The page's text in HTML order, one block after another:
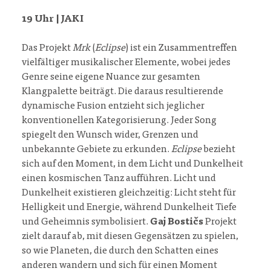
19 Uhr | JAKI
Das ProjektMrk(Eclipse) ist ein Zusammentreffen
vielfältiger musikalischer Elemente, wobei jedes
Genre seine eigene Nuance zur gesamten
Klangpalette beiträgt. Die daraus resultierende
dynamische Fusion entzieht sich jeglicher
konventionellen Kategorisierung. Jeder Song
spiegelt den Wunsch wider, Grenzen und
unbekannte Gebiete zu erkunden. Eclipsebezieht
sich auf den Moment, in dem Licht und Dunkelheit
einen kosmischen Tanz aufführen. Licht und
Dunkelheit existieren gleichzeitig: Licht steht für
Helligkeit und Energie, während Dunkelheit Tiefe
und Geheimnis symbolisiert. Gaj BostičsProjekt
zielt darauf ab, mit diesen Gegensätzen zu spielen,
so wie Planeten, die durch den Schatten eines
anderen wandern und sich für einen Moment